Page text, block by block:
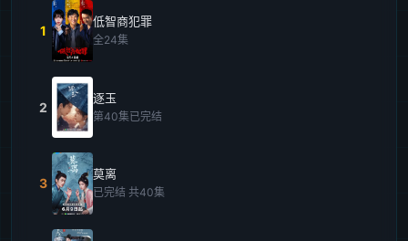
1
低智商犯罪
全24集
2
逐玉
第40集已完结
3
莫离
已完结 共40集